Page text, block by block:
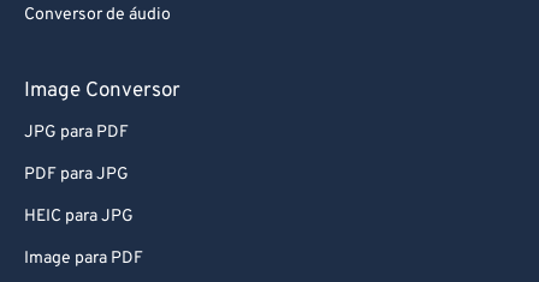
Conversor de áudio
Image Conversor
JPG para PDF
PDF para JPG
HEIC para JPG
Image para PDF